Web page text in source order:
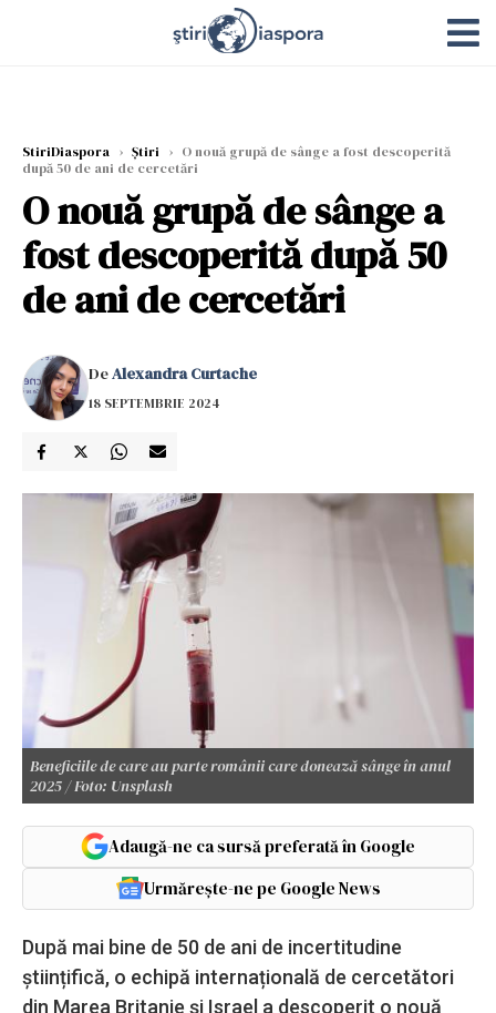
StiriDiaspora › Știri › O nouă grupă de sânge a fost descoperită
după 50 de ani de cercetări
O nouă grupă de sânge a
fost descoperită după 50
de ani de cercetări
DeAlexandra Curtache
18 SEPTEMBRIE 2024
Beneficiile de care au parte românii care donează sânge în anul
2025 / Foto: Unsplash
Adaugă-ne ca sursă preferată în Google
Urmărește-ne pe Google News
După mai bine de 50 de ani de incertitudine
științifică, o echipă internațională de cercetători
din Marea Britanie și Israel a descoperit o nouă